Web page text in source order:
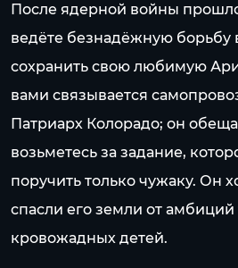
После ядерной войны
ведёте безнадёжную борьбу
сохранить свою любимую
вами связывается
Патриарх Колорадо; он
возьметесь за задание,
поручить только чужаку. Он
спасли его земли от амбиций
кровожадных детей.